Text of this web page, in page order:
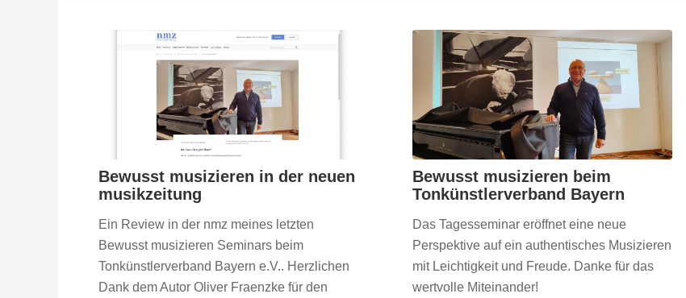
Bewusst musizieren in der neuen
musikzeitung
Ein Review in der nmz meines letzten
Bewusst musizieren Seminars beim
Tonkünstlerverband Bayern e.V.. Herzlichen
Dank dem Autor Oliver Fraenzke für den
Bewusst musizieren beim
Tonkünstlerverband Bayern
Das Tagesseminar eröffnet eine neue
Perspektive auf ein authentisches Musizieren
mit Leichtigkeit und Freude. Danke für das
wertvolle Miteinander!